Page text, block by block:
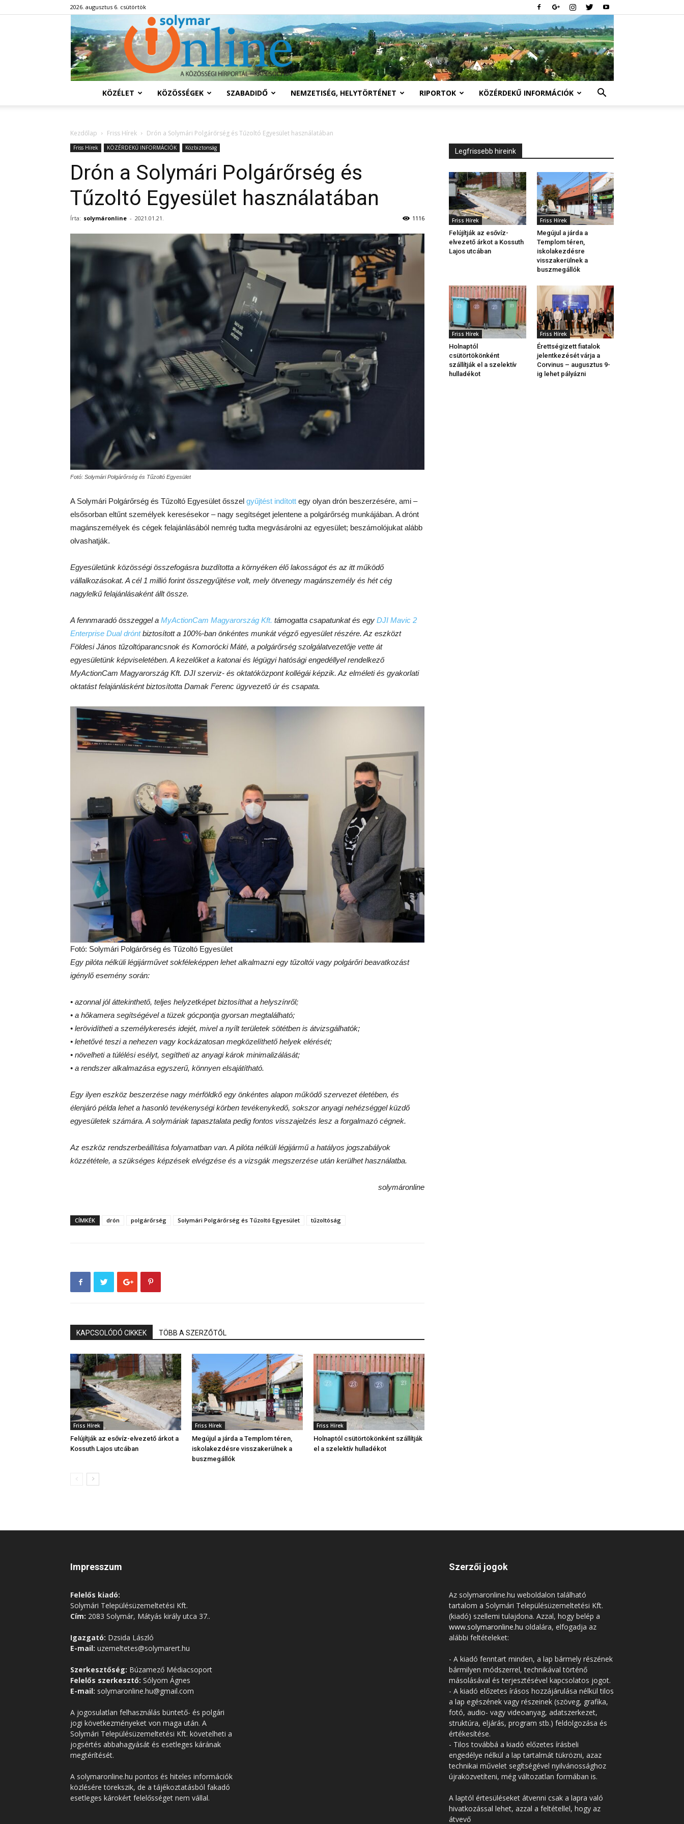
2026. augusztus 6. csütörtök
Solymár
KÖZÉLET KÖZÖSSÉGEK SZABADIDŐ NEMZETISÉG, HELYTÖRTÉNET RIPORTOK KÖZÉRDEKŰ INFORMÁCIÓK
Kezdőlap Friss Hírek Drón a Solymári Polgárőrség és Tűzoltó Egyesület használatában
Friss Hírek KÖZÉRDEKŰ INFORMÁCIÓK Közbiztonság
Drón a Solymári Polgárőrség és
Tűzoltó Egyesület használatában
Írta: solymáronline - 2021.01.21. 1116
Fotó: Solymári Polgárőrség és Tűzoltó Egyesület
A Solymári Polgárőrség és Tűzoltó Egyesület ősszel gyűjtést indított egy olyan drón beszerzésére, ami –
elsősorban eltűnt személyek keresésekor – nagy segítséget jelentene a polgárőrség munkájában. A drónt
magánszemélyek és cégek felajánlásából nemrég tudta megvásárolni az egyesület; beszámolójukat alább
olvashatják.
Egyesületünk közösségi összefogásra buzdította a környéken élő lakosságot és az itt működő
vállalkozásokat. A cél 1 millió forint összegyűjtése volt, mely ötvenegy magánszemély és hét cég
nagylelkű felajánlásaként állt össze.
A fennmaradó összeggel a MyActionCam Magyarország Kft. támogatta csapatunkat és egy DJI Mavic 2
Enterprise Dual dróntbiztosított a 100%-ban önkéntes munkát végző egyesület részére. Az eszközt
Földesi János tűzoltóparancsnok és Komorócki Máté, a polgárőrség szolgálatvezetője vette át
egyesületünk képviseletében. A kezelőket a katonai és légügyi hatósági engedéllyel rendelkező
MyActionCam Magyarország Kft. DJI szerviz- és oktatóközpont kollégái képzik. Az elméleti és gyakorlati
oktatást felajánlásként biztosította Damak Ferenc ügyvezető úr és csapata.
Fotó: Solymári Polgárőrség és Tűzoltó Egyesület
Egy pilóta nélküli légijárművet sokféleképpen lehet alkalmazni egy tűzoltói vagy polgárőri beavatkozást
igénylő esemény során:
• azonnal jól áttekinthető, teljes helyzetképet biztosíthat a helyszínről;
• a hőkamera segítségével a tüzek gócpontja gyorsan megtalálható;
• lerövidítheti a személykeresés idejét, mivel a nyílt területek sötétben is átvizsgálhatók;
• lehetővé teszi a nehezen vagy kockázatosan megközelíthető helyek elérését;
• növelheti a túlélési esélyt, segítheti az anyagi károk minimalizálását;
• a rendszer alkalmazása egyszerű, könnyen elsajátítható.
Egy ilyen eszköz beszerzése nagy mérföldkő egy önkéntes alapon működő szervezet életében, és
élenjáró példa lehet a hasonló tevékenységi körben tevékenykedő, sokszor anyagi nehézséggel küzdő
egyesületek számára. A solymáriak tapasztalata pedig fontos visszajelzés lesz a forgalmazó cégnek.
Az eszköz rendszerbeállítása folyamatban van. A pilóta nélküli légijármű a hatályos jogszabályok
közzététele, a szükséges képzések elvégzése és a vizsgák megszerzése után kerülhet használatba.
solymáronline
CÍMKÉK drón polgárőrség Solymári Polgárőrség és Tűzoltó Egyesület tűzoltóság
KAPCSOLÓDÓ CIKKEK TÖBB A SZERZŐTŐL
Friss Hírek
Felújítják az esővíz-elvezető árkot a
Kossuth Lajos utcában
Friss Hírek
Megújul a járda a Templom téren,
iskolakezdésre visszakerülnek a
buszmegállók
Friss Hírek
Holnaptól csütörtökönként szállítják
el a szelektív hulladékot
Legfrissebb hireink
Friss Hírek
Felújítják az esővíz-
elvezető árkot a Kossuth
Lajos utcában
Friss Hírek
Megújul a járda a
Templom téren,
iskolakezdésre
visszakerülnek a
buszmegállók
Friss Hírek
Holnaptól
csütörtökönként
szállítják el a szelektív
hulladékot
Friss Hírek
Érettségizett fiatalok
jelentkezését várja a
Corvinus – augusztus 9-
ig lehet pályázni
Impresszum
Felelős kiadó:
Solymári Településüzemeltetési Kft.
Cím: 2083 Solymár, Mátyás király utca 37..
Igazgató: Dzsida László
E-mail: uzemeltetes@solymarert.hu
Szerkesztőség: Búzamező Médiacsoport
Felelős szerkesztő: Sólyom Ágnes
E-mail: solymaronline.hu@gmail.com
A jogosulatlan felhasználás büntető- és polgári
jogi következményeket von maga után. A
Solymári Településüzemeltetési Kft. követelheti a
jogsértés abbahagyását és esetleges kárának
megtérítését.
A solymaronline.hu pontos és hiteles információk
közlésére törekszik, de a tájékoztatásból fakadó
esetleges károkért felelősséget nem vállal.
Szerzői jogok
Az solymaronline.hu weboldalon található
tartalom a Solymári Településüzemeltetési Kft.
(kiadó) szellemi tulajdona. Azzal, hogy belép a
www.solymaronline.hu oldalára, elfogadja az
alábbi feltételeket:
- A kiadó fenntart minden, a lap bármely részének
bármilyen módszerrel, technikával történő
másolásával és terjesztésével kapcsolatos jogot.
- A kiadó előzetes írásos hozzájárulása nélkül tilos
a lap egészének vagy részeinek (szöveg, grafika,
fotó, audio- vagy videoanyag, adatszerkezet,
struktúra, eljárás, program stb.) feldolgozása és
értékesítése.
- Tilos továbbá a kiadó előzetes írásbeli
engedélye nélkül a lap tartalmát tükrözni, azaz
technikai művelet segítségével nyilvánossághoz
újraközvetíteni, még változatlan formában is.
A laptól értesüléseket átvenni csak a lapra való
hivatkozással lehet, azzal a feltétellel, hogy az
átvevő